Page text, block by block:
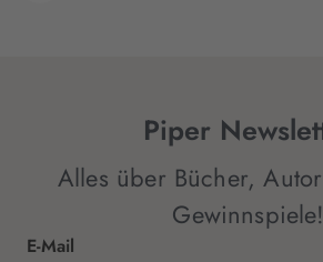
Piper
Alles über Bücher,
Gewinnspiele!
E-Mail